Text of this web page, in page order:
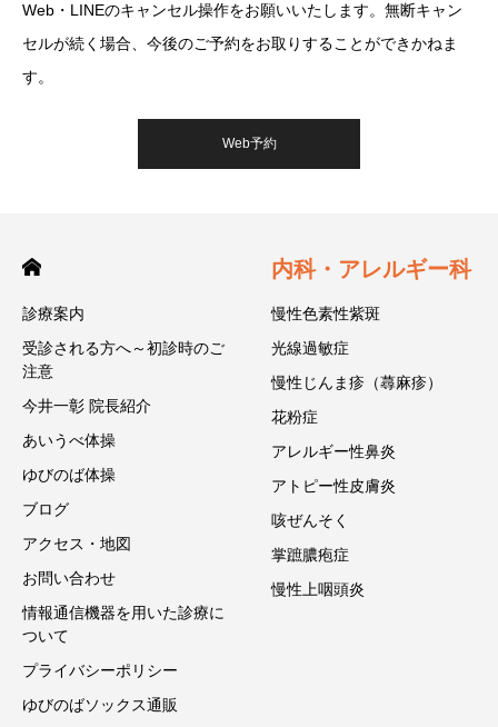
Web・LINEのキャンセル操作をお願いいたします。無断キャン
セルが続く場合、今後のご予約をお取りすることができかねま
す。
Web予約
診療案内
受診される方へ～初診時のご
注意
今井一彰 院長紹介
あいうべ体操
ゆびのば体操
ブログ
アクセス・地図
お問い合わせ
情報通信機器を用いた診療に
ついて
プライバシーポリシー
ゆびのばソックス通販
内科・アレルギー科
慢性色素性紫斑
光線過敏症
慢性じんま疹（蕁麻疹）
花粉症
アレルギー性鼻炎
アトピー性皮膚炎
咳ぜんそく
掌蹠膿疱症
慢性上咽頭炎